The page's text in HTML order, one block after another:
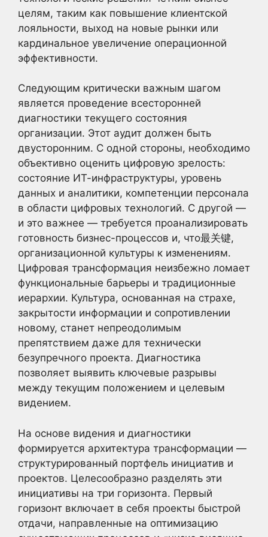
целям, таким как повышение клиентской
лояльности, выход на новые рынки или
кардинальное увеличение операционной
эффективности.
Следующим критически важным шагом
является проведение всесторонней
диагностики текущего состояния
организации. Этот аудит должен быть
двусторонним. С одной стороны, необходимо
объективно оценить цифровую зрелость:
состояние ИТ-инфраструктуры, уровень
данных и аналитики, компетенции персонала
в области цифровых технологий. С другой —
и это важнее — требуется проанализировать
готовность бизнес-процессов и, что最关键,
организационной культуры к изменениям.
Цифровая трансформация неизбежно ломает
функциональные барьеры и традиционные
иерархии. Культура, основанная на страхе,
закрытости информации и сопротивлении
новому, станет непреодолимым
препятствием даже для технически
безупречного проекта. Диагностика
позволяет выявить ключевые разрывы
между текущим положением и целевым
видением.
На основе видения и диагностики
формируется архитектура трансформации —
структурированный портфель инициатив и
проектов. Целесообразно разделять эти
инициативы на три горизонта. Первый
горизонт включает в себя проекты быстрой
отдачи, направленные на оптимизацию